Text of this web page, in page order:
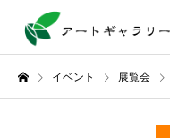
イベント 展覧会